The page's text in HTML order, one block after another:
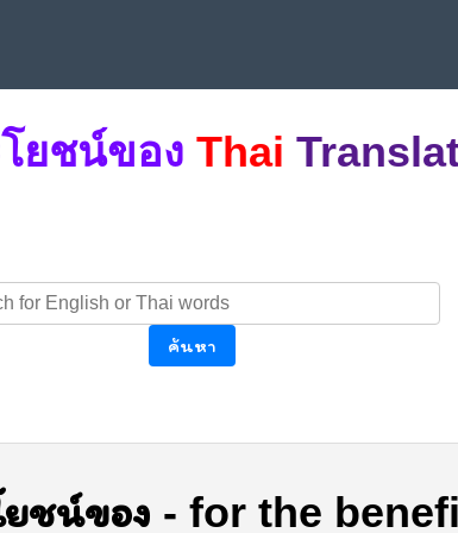
ยชน์ของ Thai
ค้นหา
ยชน์ของ - for the